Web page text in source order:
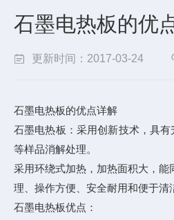
石墨电热板的优
更新时间：2017-03-24
石墨电热板的优点详解
石墨电热板：采用创新技术，具
等样品消解处理。
采用环绕式加热，加热面积大，
理、操作方便、安全耐用和便于清
石墨电热板优点：